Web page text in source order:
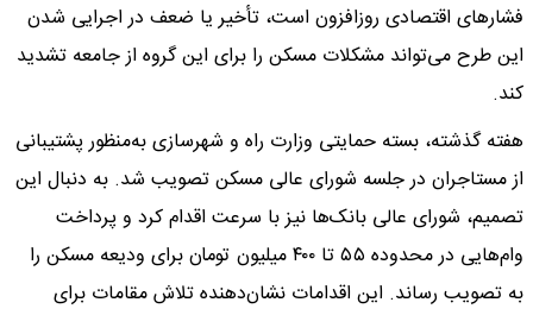
فشارهای اقتصادی روزافزون است، تأخیر یا ضعف در اجرایی شدن
این طرح می‌تواند مشکلات مسکن را برای این گروه از جامعه تشدید
کند.
هفته گذشته، بسته حمایتی وزارت راه و شهرسازی به‌منظور پشتیبانی
از مستاجران در جلسه شورای عالی مسکن تصویب شد. به دنبال این
تصمیم، شورای عالی بانک‌ها نیز با سرعت اقدام کرد و پرداخت
وام‌هایی در محدوده ۵۵ تا ۴۰۰ میلیون تومان برای ودیعه مسکن را
به تصویب رساند. این اقدامات نشان‌دهنده تلاش مقامات برای